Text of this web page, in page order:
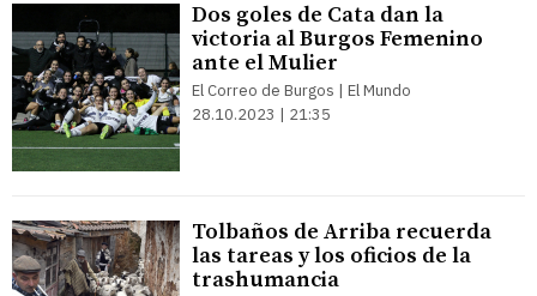
Dos goles de Cata dan la
victoria al Burgos Femenino
ante el Mulier
El Correo de Burgos | El Mundo
28.10.2023 | 21:35
Tolbaños de Arriba recuerda
las tareas y los oficios de la
trashumancia